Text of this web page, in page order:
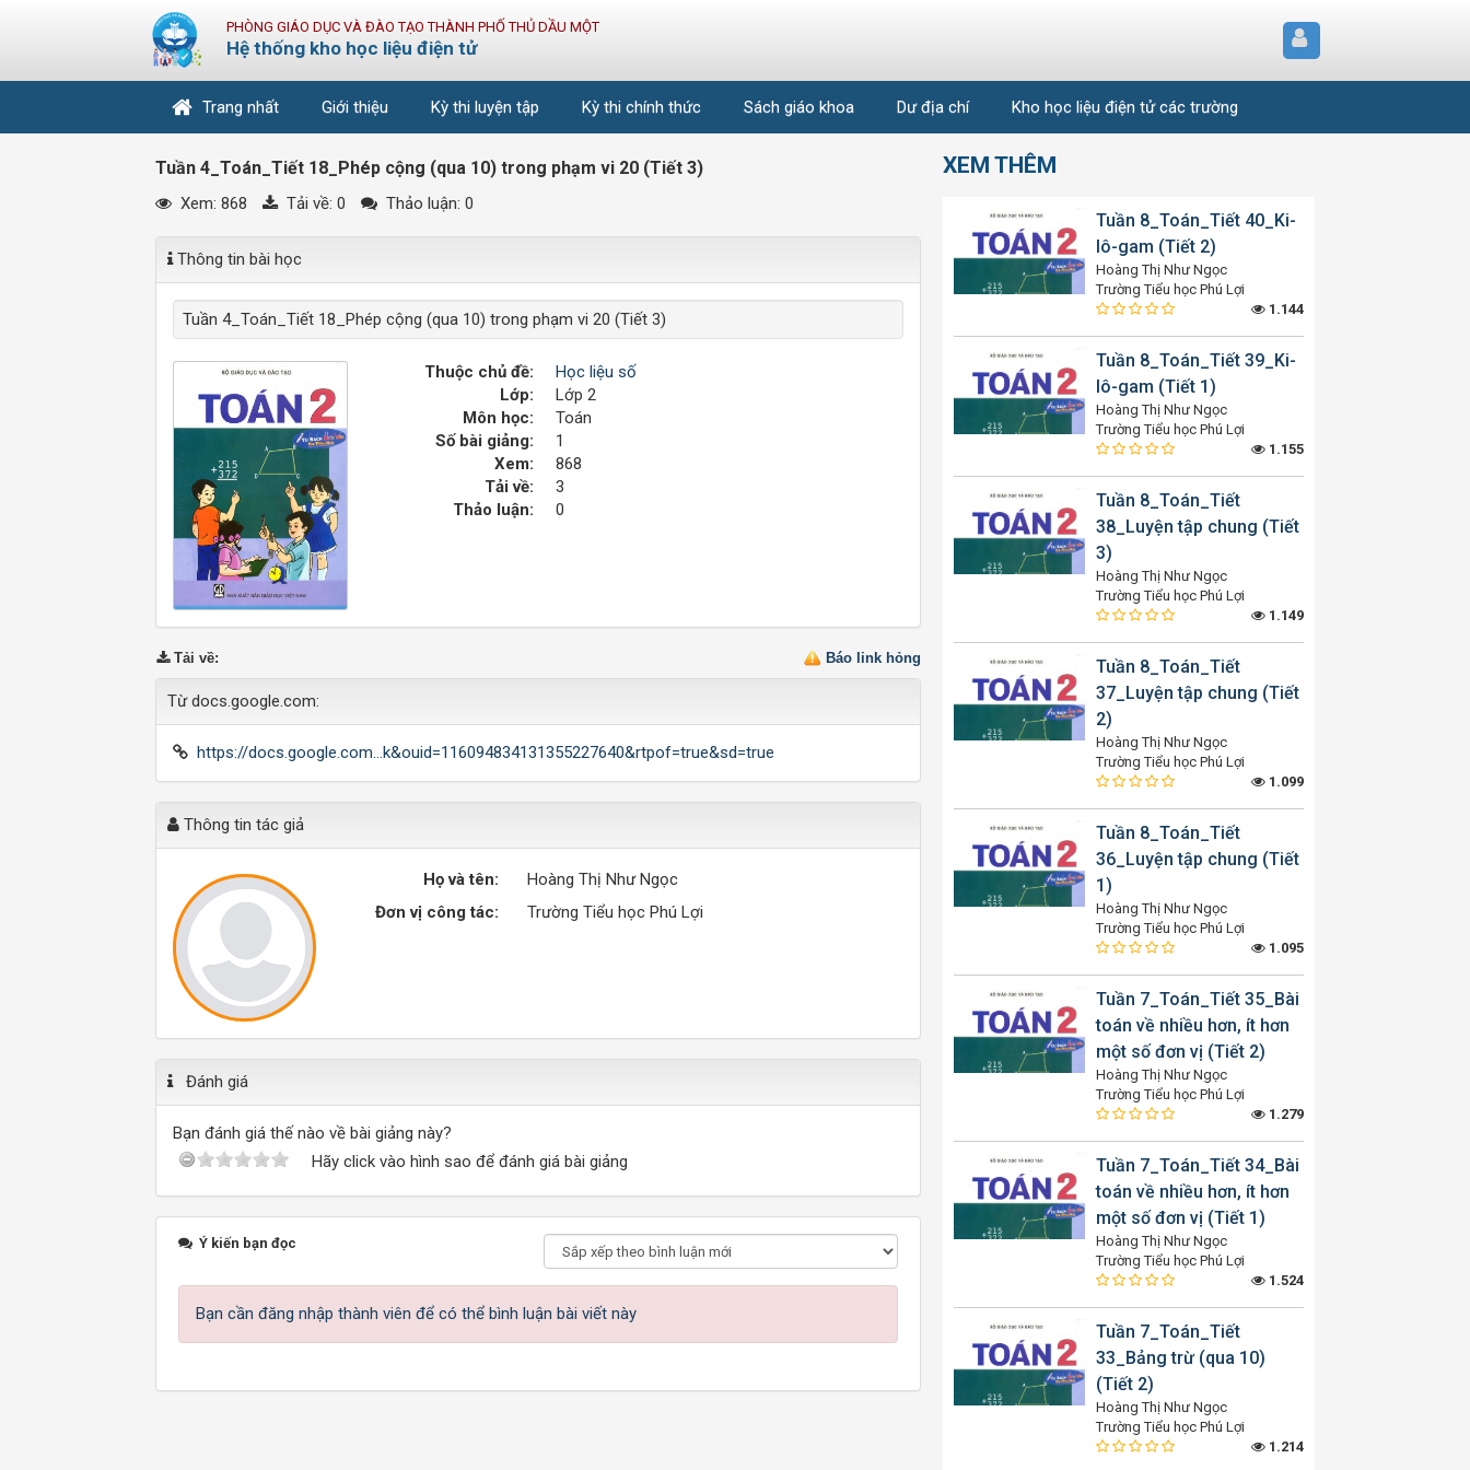
PHÒNG GIÁO DỤC VÀ ĐÀO TẠO THÀNH PHỐ THỦ DẦU MỘT
Hệ thống kho học liệu điện tử
Trang nhất Giới thiệu Kỳ thi luyện tập Kỳ thi chính thức Sách giáo khoa Dư địa chí Kho học liệu điện tử các trường
Tuần 4_Toán_Tiết 18_Phép cộng (qua 10) trong phạm vi 20 (Tiết 3)
Xem: 868 Tải về: 0 Thảo luận: 0
Thông tin bài học
Tuần 4_Toán_Tiết 18_Phép cộng (qua 10) trong phạm vi 20 (Tiết 3)
Thuộc chủ đề:
Học liệu số
Lớp:
Lớp 2
Môn học:
Toán
Số bài giảng:
1
Xem:
868
Tải về:
3
Thảo luận:
0
Báo link hỏng
Tải về:
Từ docs.google.com:
https://docs.google.com...k&ouid=116094834131355227640&rtpof=true&sd=true
Thông tin tác giả
Họ và tên:
Hoàng Thị Như Ngọc
Đơn vị công tác:
Trường Tiểu học Phú Lợi
Đánh giá
Bạn đánh giá thế nào về bài giảng này?
Hãy click vào hình sao để đánh giá bài giảng
Ý kiến bạn đọc
Bạn cần đăng nhập thành viên để có thể bình luận bài viết này
XEM THÊM
Tuần 8_Toán_Tiết 40_Ki-
lô-gam (Tiết 2)
Hoàng Thị Như Ngọc
Trường Tiểu học Phú Lợi
1.144
Tuần 8_Toán_Tiết 39_Ki-
lô-gam (Tiết 1)
Hoàng Thị Như Ngọc
Trường Tiểu học Phú Lợi
1.155
Tuần 8_Toán_Tiết
38_Luyện tập chung (Tiết
3)
Hoàng Thị Như Ngọc
Trường Tiểu học Phú Lợi
1.149
Tuần 8_Toán_Tiết
37_Luyện tập chung (Tiết
2)
Hoàng Thị Như Ngọc
Trường Tiểu học Phú Lợi
1.099
Tuần 8_Toán_Tiết
36_Luyện tập chung (Tiết
1)
Hoàng Thị Như Ngọc
Trường Tiểu học Phú Lợi
1.095
Tuần 7_Toán_Tiết 35_Bài
toán về nhiều hơn, ít hơn
một số đơn vị (Tiết 2)
Hoàng Thị Như Ngọc
Trường Tiểu học Phú Lợi
1.279
Tuần 7_Toán_Tiết 34_Bài
toán về nhiều hơn, ít hơn
một số đơn vị (Tiết 1)
Hoàng Thị Như Ngọc
Trường Tiểu học Phú Lợi
1.524
Tuần 7_Toán_Tiết
33_Bảng trừ (qua 10)
(Tiết 2)
Hoàng Thị Như Ngọc
Trường Tiểu học Phú Lợi
1.214